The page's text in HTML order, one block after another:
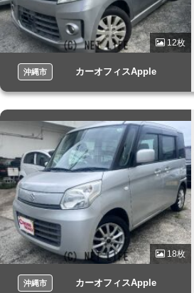
12枚
沖縄市 カーオフィスApple
18枚
沖縄市 カーオフィスApple